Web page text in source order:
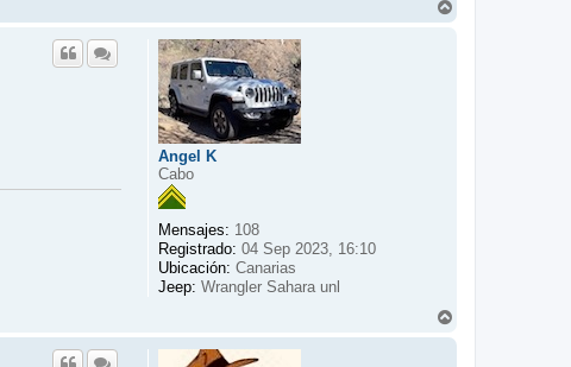
Angel K
Cabo
Mensajes: 108
Registrado: 04 Sep 2023, 16:10
Ubicación: Canarias
Jeep: Wrangler Sahara unl